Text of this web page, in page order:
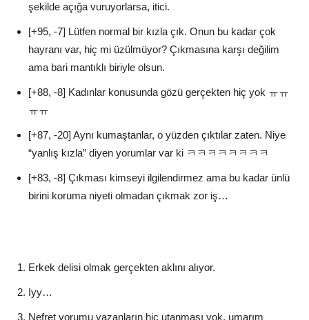
şekilde açığa vuruyorlarsa, itici.
[+95, -7] Lütfen normal bir kızla çık. Onun bu kadar çok
hayranı var, hiç mi üzülmüyor? Çıkmasına karşı değilim
ama bari mantıklı biriyle olsun.
[+88, -8] Kadınlar konusunda gözü gerçekten hiç yok ㅠㅠ
ㅠㅠ
[+87, -20] Aynı kumaştanlar, o yüzden çıktılar zaten. Niye
“yanlış kızla” diyen yorumlar var ki ㅋㅋㅋㅋㅋㅋㅋㅋ
[+83, -8] Çıkması kimseyi ilgilendirmez ama bu kadar ünlü
birini koruma niyeti olmadan çıkmak zor iş…
Erkek delisi olmak gerçekten aklını alıyor.
Iyy…
Nefret yorumu yazanların hiç utanması yok, umarım